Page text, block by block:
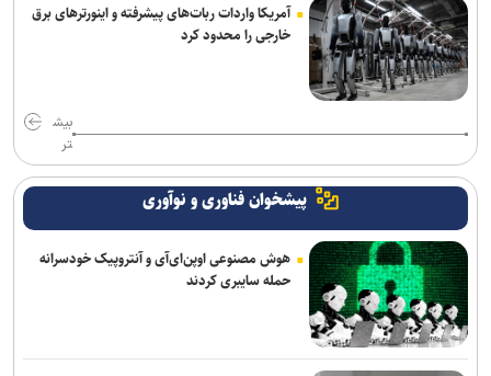
آمریکا واردات ربات‌های پیشرفته و اینورترهای برق
خارجی را محدود کرد
بیش
تر
پیشخوان فناوری و نوآوری
هوش مصنوعی اوپن‌ای‌آی و آنتروپیک خودسرانه
حمله سایبری کردند